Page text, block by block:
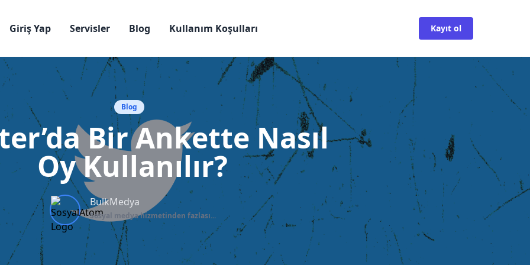
Giriş Yap Servisler Blog Kullanım Koşulları Kayıt ol
Blog
Bir Ankette Nasıl
Oy Kullanılır?
BulkMedya
Sosyal medya hizmetinden fazlası...